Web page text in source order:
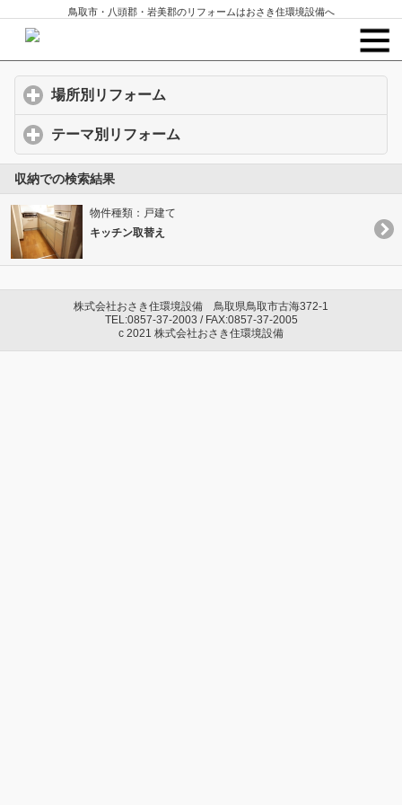
鳥取市・八頭郡・岩美郡のリフォームはおさき住環境設備へ
場所別リフォーム
テーマ別リフォーム
収納での検索結果
物件種類：戸建て
キッチン取替え
株式会社おさき住環境設備 鳥取県鳥取市古海372-1
TEL:0857-37-2003 / FAX:0857-37-2005
c 2021 株式会社おさき住環境設備